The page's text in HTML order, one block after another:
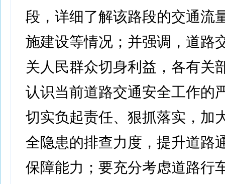
段，详细了解该路段的交通流
施建设等情况；并强调，道路
关人民群众切身利益，各有关
认识当前道路交通安全工作的
切实负起责任、狠抓落实，加
全隐患的排查力度，提升道路
保障能力；要充分考虑道路行